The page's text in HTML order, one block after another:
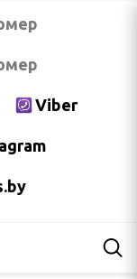
Viber